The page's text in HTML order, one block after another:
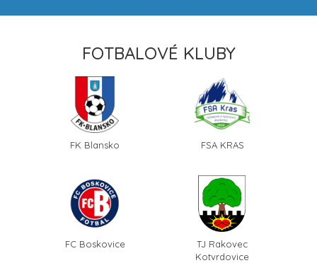
FOTBALOVÉ KLUBY
FK Blansko FSA KRAS
FC Boskovice
TJ Rakovec
Kotvrdovice